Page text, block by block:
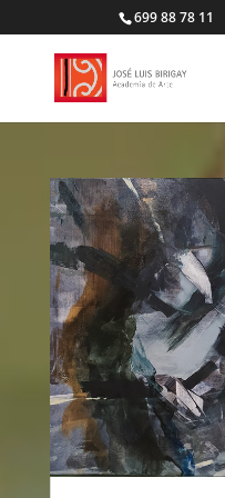
699 88 78 11